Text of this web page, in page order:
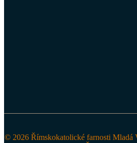
© 2026 Římskokatolické farnosti Mladá